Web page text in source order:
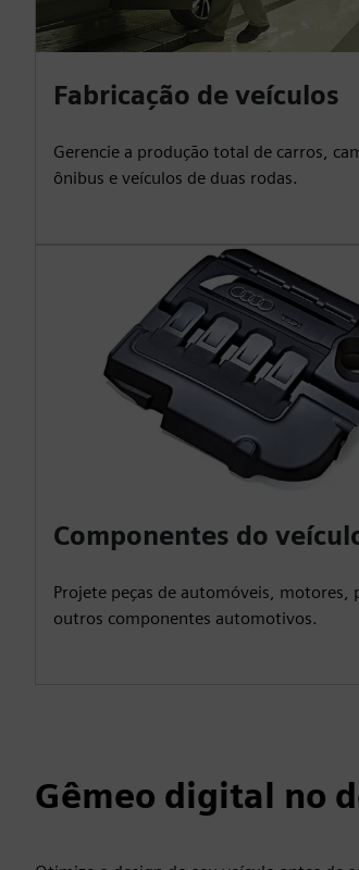
Fabricação de veículos
Gerencie a produção total de carros,
ônibus e veículos de duas rodas.
Componentes do
Projete peças de automóveis, motores,
outros componentes automotivos.
Gêmeo digital no